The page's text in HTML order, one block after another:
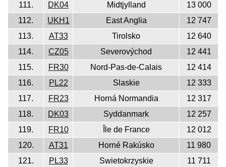
111.
DK04 Midtjylland
13 000
112.
UKH1 East Anglia
12 747
113.
AT33 Tirolsko
12 640
114.
CZ05 Severovýchod
12 441
115.
FR30 Nord-Pas-de-Calais
12 414
116.
PL22 Slaskie
12 333
117.
FR23 Horná Normandia
12 317
118.
DK03 Syddanmark
12 257
119.
FR10 Île de France
12 012
120.
AT31 Horné Rakúsko
11 980
121.
PL33 Swietokrzyskie
11 711